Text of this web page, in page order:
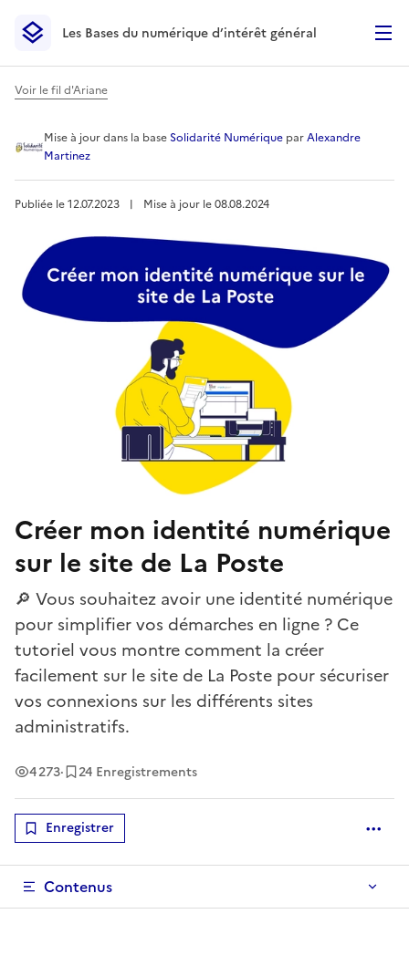
Les Bases du numérique d’intérêt général- Retour à la
Les Bases du numérique d’intérêt général
Voir le fil d'Ariane
Créer mon identité
Mise à jourdans la base Solidarité Numérique parAlexandre
Martinez
Publiée le12.07.2023 ︱ Mise à jour le08.08.2024
Créer mon identité numérique
sur le site de La Poste
🔎 Vous souhaitez avoir une identité numérique
pour simplifier vos démarches en ligne ? Ce
tutoriel vous montre comment la créer
facilement sur le site de La Poste pour sécuriser
vos connexions sur les différents sites
administratifs.
4 273Vues
· 24 Enregistrements
Enregistrer
Contenus